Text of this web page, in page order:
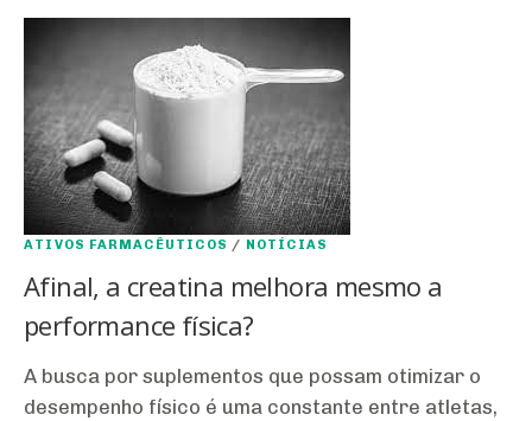
ATIVOS FARMACÊUTICOS / NOTÍCIAS
Afinal, a creatina melhora mesmo a
performance física?
A busca por suplementos que possam otimizar o
desempenho físico é uma constante entre atletas,